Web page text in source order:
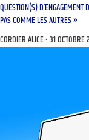
QUESTION(S)
PAS COMME LES AUTRES »
CORDIER ALICE 31 OCTOBRE